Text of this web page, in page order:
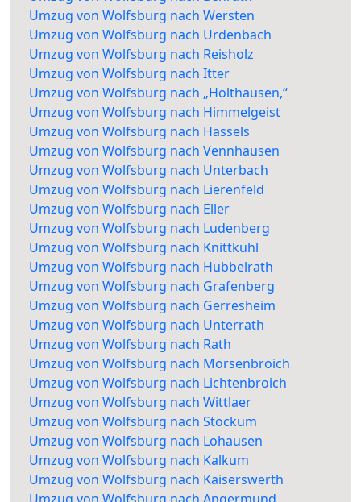
Umzug von Wolfsburg nach Wersten
Umzug von Wolfsburg nach Urdenbach
Umzug von Wolfsburg nach Reisholz
Umzug von Wolfsburg nach Itter
Umzug von Wolfsburg nach „Holthausen,“
Umzug von Wolfsburg nach Himmelgeist
Umzug von Wolfsburg nach Hassels
Umzug von Wolfsburg nach Vennhausen
Umzug von Wolfsburg nach Unterbach
Umzug von Wolfsburg nach Lierenfeld
Umzug von Wolfsburg nach Eller
Umzug von Wolfsburg nach Ludenberg
Umzug von Wolfsburg nach Knittkuhl
Umzug von Wolfsburg nach Hubbelrath
Umzug von Wolfsburg nach Grafenberg
Umzug von Wolfsburg nach Gerresheim
Umzug von Wolfsburg nach Unterrath
Umzug von Wolfsburg nach Rath
Umzug von Wolfsburg nach Mörsenbroich
Umzug von Wolfsburg nach Lichtenbroich
Umzug von Wolfsburg nach Wittlaer
Umzug von Wolfsburg nach Stockum
Umzug von Wolfsburg nach Lohausen
Umzug von Wolfsburg nach Kalkum
Umzug von Wolfsburg nach Kaiserswerth